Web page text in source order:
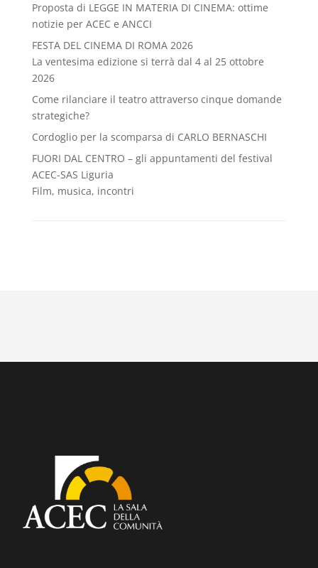
Proposta di LEGGE IN MATERIA DI CINEMA: ottime
notizie per ACEC e ANCCI
FESTA DEL CINEMA DI ROMA 2026
La ventesima edizione si terrà dal 4 al 25 ottobre
2026
Come rilanciare il teatro attraverso cinque domande
strategiche?
Cordoglio per la scomparsa di CARLO BERNASCHI
FUORI DAL CENTRO – gli appuntamenti del festival
ACEC-SAS Liguria
Film, musica, incontri